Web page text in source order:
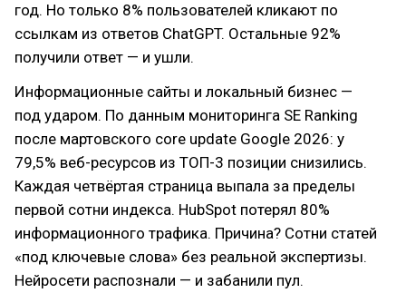
год. Но только 8% пользователей кликают по
ссылкам из ответов ChatGPT. Остальные 92%
получили ответ — и ушли.
Информационные сайты и локальный бизнес —
под ударом. По данным мониторинга SE Ranking
после мартовского core update Google 2026: у
79,5% веб-ресурсов из ТОП-3 позиции снизились.
Каждая четвёртая страница выпала за пределы
первой сотни индекса. HubSpot потерял 80%
информационного трафика. Причина? Сотни статей
«под ключевые слова» без реальной экспертизы.
Нейросети распознали — и забанили пул.